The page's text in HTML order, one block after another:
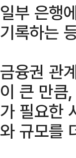
일부 은행
기록하는
금융권 관
이 큰 만큼
가 필요한
와 규모를